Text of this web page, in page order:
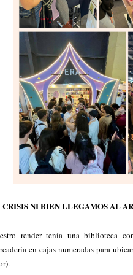
CRISIS NI BIEN LLEGAMOS AL
render tenía una biblioteca
en cajas numeradas para